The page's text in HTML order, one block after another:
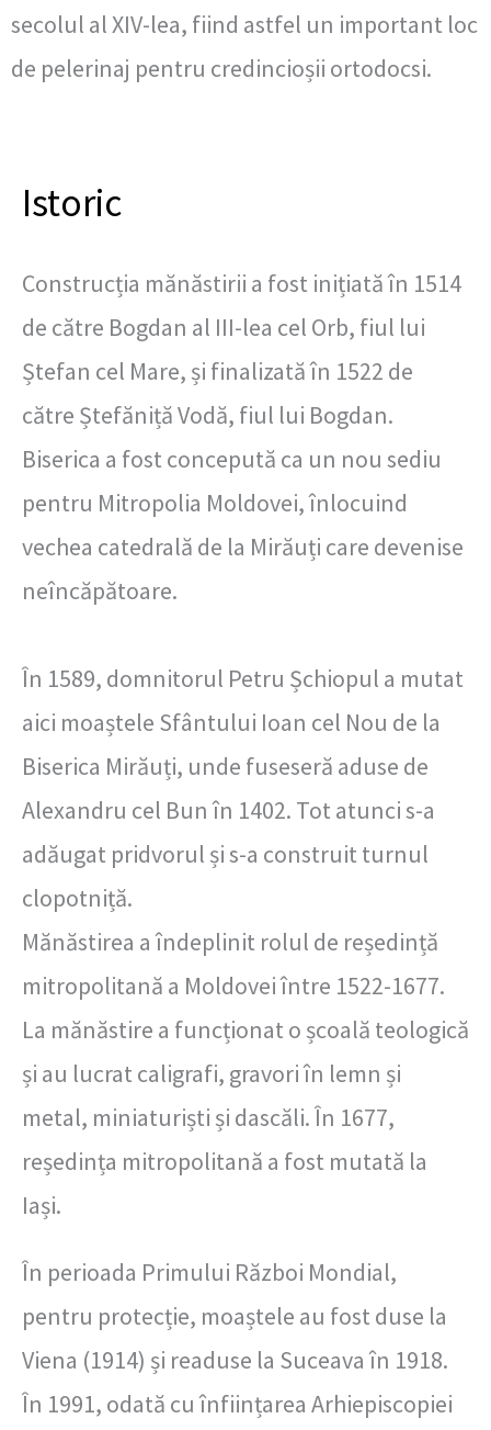
secolul al XIV-lea, fiind astfel un important loc
de pelerinaj pentru credincioșii ortodocsi.
Istoric
Construcția mănăstirii a fost inițiată în 1514
de către Bogdan al III-lea cel Orb, fiul lui
Ștefan cel Mare, și finalizată în 1522 de
către Ștefăniță Vodă, fiul lui Bogdan.
Biserica a fost concepută ca un nou sediu
pentru Mitropolia Moldovei, înlocuind
vechea catedrală de la Mirăuți care devenise
neîncăpătoare.
În 1589, domnitorul Petru Șchiopul a mutat
aici moaștele Sfântului Ioan cel Nou de la
Biserica Mirăuți, unde fuseseră aduse de
Alexandru cel Bun în 1402. Tot atunci s-a
adăugat pridvorul și s-a construit turnul
clopotniță.
Mănăstirea a îndeplinit rolul de reședință
mitropolitană a Moldovei între 1522-1677.
La mănăstire a funcționat o școală teologică
și au lucrat caligrafi, gravori în lemn și
metal, miniaturiști și dascăli. În 1677,
reședința mitropolitană a fost mutată la
Iași.
În perioada Primului Război Mondial,
pentru protecție, moaștele au fost duse la
Viena (1914) și readuse la Suceava în 1918.
În 1991, odată cu înființarea Arhiepiscopiei